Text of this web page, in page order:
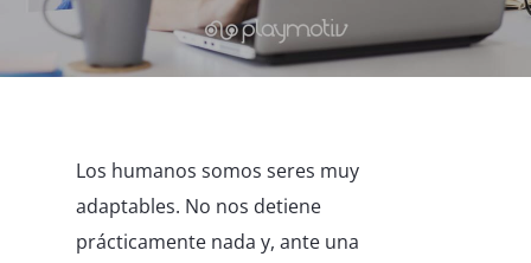
Los humanos somos seres muy
adaptables. No nos detiene
prácticamente nada y, ante una